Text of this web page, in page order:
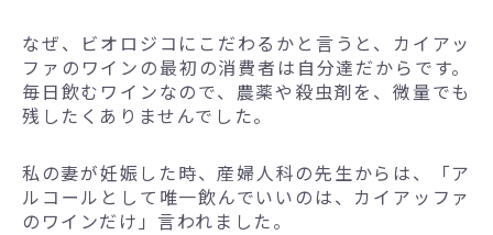
なぜ、ビオロジコにこだわるかと言うと、カイアッ
ファのワインの最初の消費者は自分達だからです。
毎日飲むワインなので、農薬や殺虫剤を、微量でも
残したくありませんでした。
私の妻が妊娠した時、産婦人科の先生からは、「ア
ルコールとして唯一飲んでいいのは、カイアッファ
のワインだけ」言われました。